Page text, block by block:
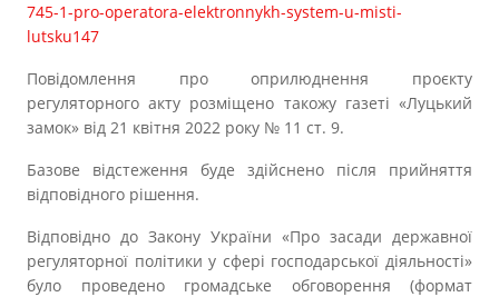
745-1-pro-operatora-elektronnykh-system-u-misti-
lutsku147
Повідомлення про оприлюднення проєкту
регуляторного акту розміщено такожу газеті «Луцький
замок» від 21 квітня 2022 року № 11 ст. 9.
Базове відстеження буде здійснено після прийняття
відповідного рішення.
Відповідно до Закону України «Про засади державної
регуляторної політики у сфері господарської діяльності»
було проведено громадське обговорення (формат